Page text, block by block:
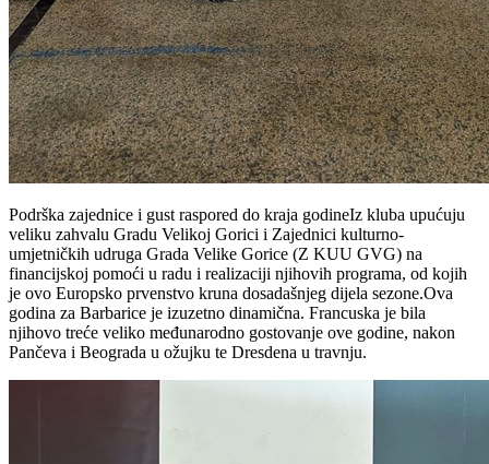
Podrška zajednice i gust raspored do kraja godineIz kluba upućuju
veliku zahvalu Gradu Velikoj Gorici i Zajednici kulturno-
umjetničkih udruga Grada Velike Gorice (Z KUU GVG) na
financijskoj pomoći u radu i realizaciji njihovih programa, od kojih
je ovo Europsko prvenstvo kruna dosadašnjeg dijela sezone.Ova
godina za Barbarice je izuzetno dinamična. Francuska je bila
njihovo treće veliko međunarodno gostovanje ove godine, nakon
Pančeva i Beograda u ožujku te Dresdena u travnju.